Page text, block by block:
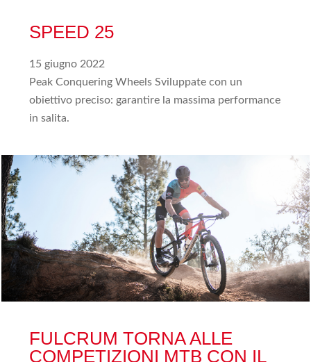
SPEED 25
15 giugno 2022
Peak Conquering Wheels Sviluppate con un
obiettivo preciso: garantire la massima performance
in salita.
FULCRUM TORNA ALLE
COMPETIZIONI MTB CON IL